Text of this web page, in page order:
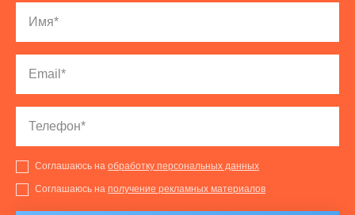
Соглашаюсь на обработку персональных данных
Соглашаюсь на получение рекламных материалов